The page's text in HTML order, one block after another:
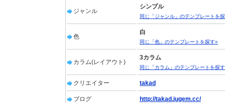
ジャンル
シンプル
同じ「ジャンル」のテンプレートを
色
白
同じ「色」のテンプレートを探す»
カラム(レイアウト)
3カラム
同じ「カラム」のテンプレートを探
クリエイター takad
ブログ http://takad.jugem.cc/